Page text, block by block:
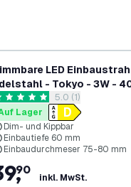
hinzufügen
LED
- Tokyo - 3W -
- 6 Pack
5.0 (1)
Lager
Dim- und Kippbar
Einbautiefe 60 mm
Einbaudurchmeser 75-80 mm
,
90
inkl. MwSt.